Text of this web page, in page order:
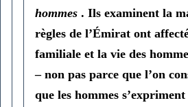
hommes . Ils examinent la
règles de l’Émirat ont
familiale et la vie des
– non pas parce que l’on
que les hommes